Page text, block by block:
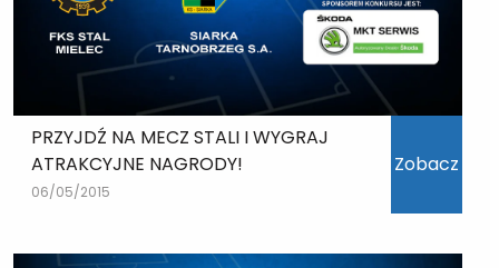
PRZYJDŹ NA MECZ STALI I WYGRAJ
ATRAKCYJNE NAGRODY!
06/05/2015
Zobacz